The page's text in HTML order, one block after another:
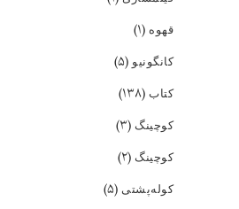
قهوه (۱)
کانگونیو(۵)
کتاب (۱۳۸)
کوچینگ (۳)
کوچینگ (۲)
کوله‌پشتی (۵)